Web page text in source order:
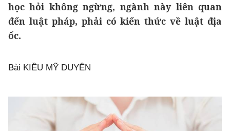
học hỏi không ngừng, ngành này liên quan
đến luật pháp, phải có kiến thức về luật địa
ốc.
Bài KIỀU MỸ DUYÊN